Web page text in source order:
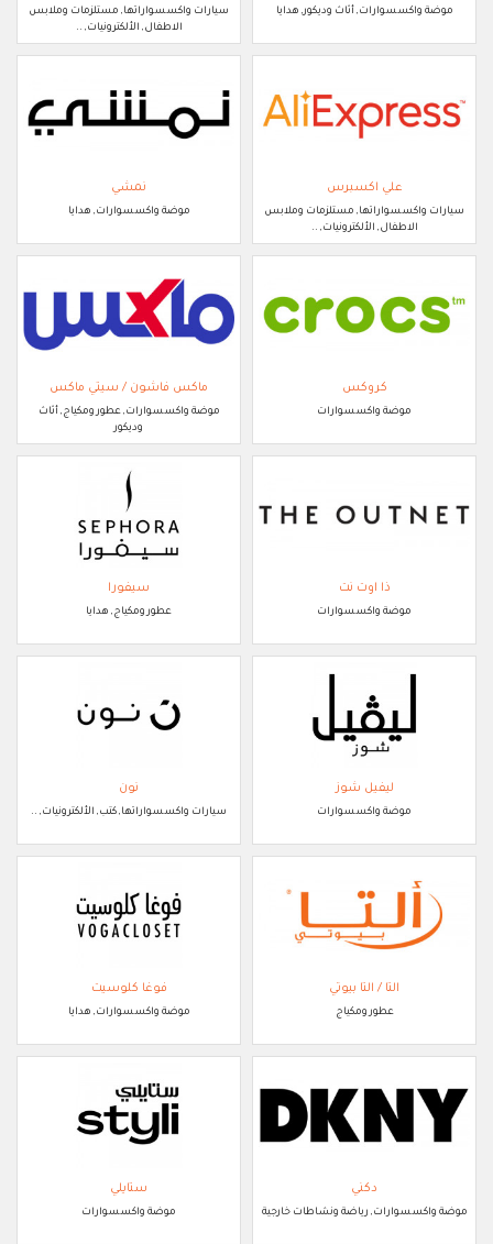
موضة واكسسوارات, أثاث وديكور, هدايا
سيارات واكسسواراتها, مستلزمات وملابس
الاطفال, الألكترونيات, ..
علي اكسبرس
سيارات واكسسواراتها, مستلزمات وملابس
الاطفال, الألكترونيات, ..
نمشي
موضة واكسسوارات, هدايا
كروكس
موضة واكسسوارات
ماكس فاشون / سيتي ماكس
موضة واكسسوارات, عطور ومكياج, أثاث
وديكور
ذا اوت نت
موضة واكسسوارات
سيفورا
عطور ومكياج, هدايا
ليفيل شوز
موضة واكسسوارات
نون
سيارات واكسسواراتها, كتب, الألكترونيات, ..
التا / التا بيوتي
عطور ومكياج
فوغا كلوسيت
موضة واكسسوارات, هدايا
دكني
موضة واكسسوارات, رياضة ونشاطات خارجية
ستايلي
موضة واكسسوارات